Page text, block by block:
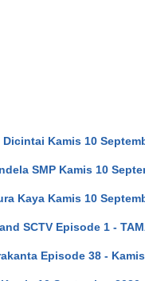
Kamis 10
SMP Kamis 10
Kaya Kamis 10
SCTV Episode 1 -
Episode 38 -